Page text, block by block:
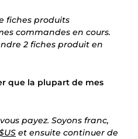
fiches produits
commandes en cours.
2 fiches produit en
que la plupart de mes
payez. Soyons franc,
et ensuite continuer de